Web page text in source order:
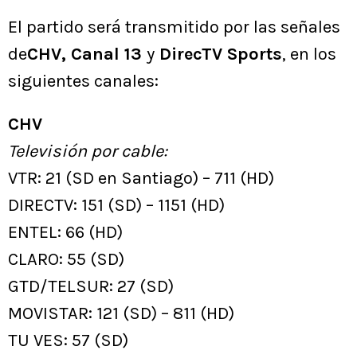
El partido será transmitido por las señales
deCHV, Canal 13 y DirecTV Sports, en los
siguientes canales:
CHV
Televisión por cable:
VTR: 21 (SD en Santiago) – 711 (HD)
DIRECTV: 151 (SD) – 1151 (HD)
ENTEL: 66 (HD)
CLARO: 55 (SD)
GTD/TELSUR: 27 (SD)
MOVISTAR: 121 (SD) – 811 (HD)
TU VES: 57 (SD)